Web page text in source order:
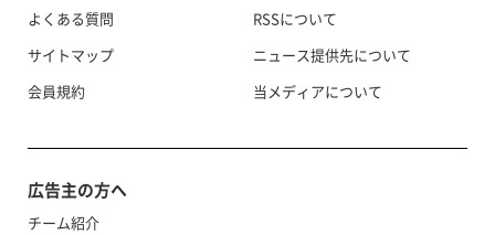
よくある質問
サイトマップ
会員規約
RSSについて
ニュース提供先について
当メディアについて
広告主の方へ
チーム紹介